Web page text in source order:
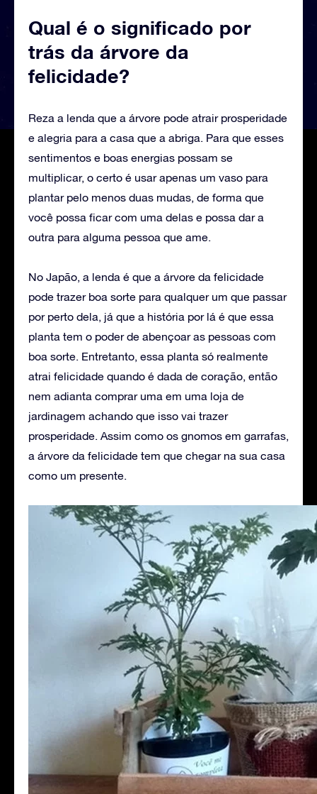
Qual é o significado por
trás da árvore da
felicidade?
‌Reza a lenda que a árvore pode atrair prosperidade
e alegria para a casa que a abriga. Para que esses
sentimentos e boas energias possam se
multiplicar, o certo é usar apenas um vaso para
plantar pelo menos duas mudas, de forma que
você possa ficar com uma delas e possa dar a
outra para alguma pessoa que ame.
No Japão, a lenda é que a árvore da felicidade
pode trazer boa sorte para qualquer um que passar
por perto dela, já que a história por lá é que essa
planta tem o poder de abençoar as pessoas com
boa sorte. Entretanto, essa planta só realmente
atrai felicidade quando é dada de coração, então
nem adianta comprar uma em uma loja de
jardinagem achando que isso vai trazer
prosperidade. Assim como os gnomos em garrafas,
a árvore da felicidade tem que chegar na sua casa
como um presente.